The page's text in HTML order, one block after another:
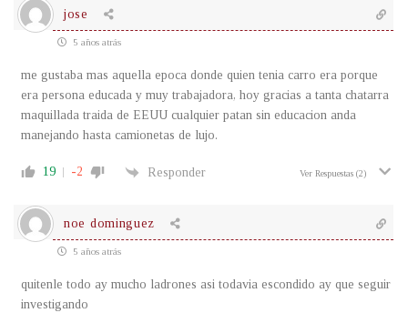
jose
5 años atrás
me gustaba mas aquella epoca donde quien tenia carro era porque
era persona educada y muy trabajadora, hoy gracias a tanta chatarra
maquillada traida de EEUU cualquier patan sin educacion anda
manejando hasta camionetas de lujo.
19 -2 Responder Ver Respuestas (2)
noe dominguez
5 años atrás
quitenle todo ay mucho ladrones asi todavia escondido ay que seguir
investigando